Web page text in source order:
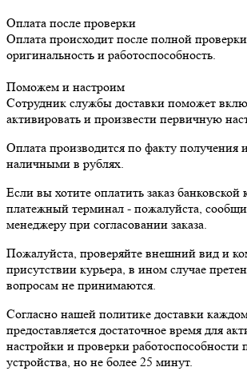
Оплата после проверки
Оплата происходит после полной
оригинальность и работоспособность.
Поможем и настроим
Сотрудник службы доставки поможет
активировать и произвести первичную
Оплата производится по факту получения
наличными в рублях.
Если вы хотите оплатить заказ банковской
платежный терминал - пожалуйста,
менеджеру при согласовании заказа.
Пожалуйста, проверяйте внешний вид и
присутствии курьера, в ином случае
вопросам не принимаются.
Согласно нашей политике доставки
предоставляется достаточное время для
настройки и проверки работоспособности
устройства, но не более 25 минут.